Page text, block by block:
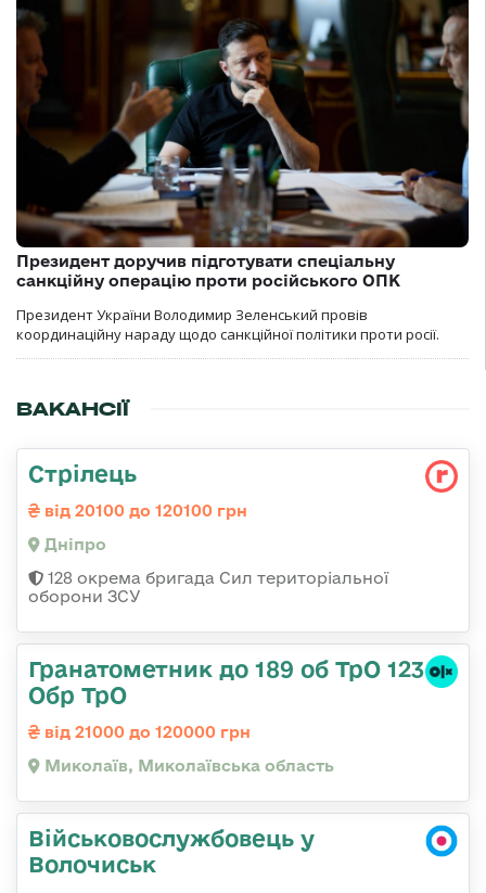
Президент доручив підготувати спеціальну
санкційну операцію проти російського ОПК
Президент України Володимир Зеленський провів
координаційну нараду щодо санкційної політики проти росії.
ВАКАНСІЇ
Стрілець
від 20100 до 120100 грн
Дніпро
128 окрема бригада Сил територіальної
оборони ЗСУ
Гранатометник до 189 об ТрО 123
Обр ТрО
від 21000 до 120000 грн
Миколаїв, Миколаївська область
Військовослужбовець у
Волочиськ